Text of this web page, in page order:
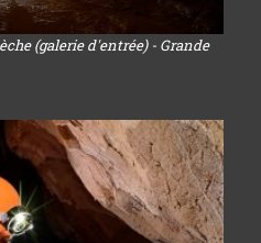
(galerie d'entrée) - Grande